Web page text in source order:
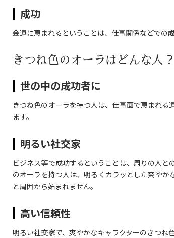
成功
金運に恵まれるということは、仕事関係などでの
きつね色のオーラはどんな人？
世の中の成功者に
きつね色のオーラを持つ人は、仕事面で恵まれる
ます。
明るい社交家
ビジネス等で成功するということは、周りの人と
のオーラを持つ人は、明るくカラッとした爽や
と周囲から妬まれません。
高い信頼性
明るい社交家で、爽やかなキャラクターのきつ